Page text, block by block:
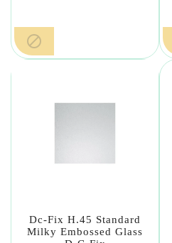

Dc-Fix H.45 Standard
Milky Embossed Glass